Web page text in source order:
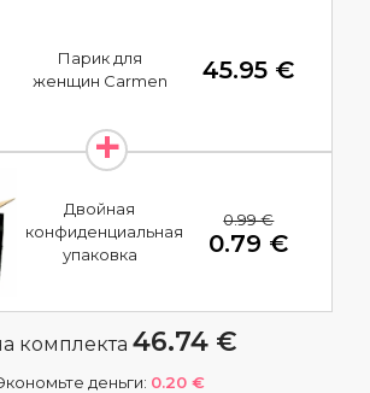
Парик для
женщин Carmen
45.95 €
Двойная
конфиденциальная
упаковка
0.99 €
0.79 €
комплекта 46.74 €
деньги: 0.20 €